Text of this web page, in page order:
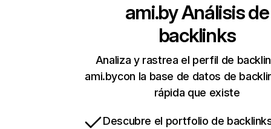
ami.byAnálisis de
backlinks
Analiza y rastrea el perfil de
ami.bycon la base de datos de
rápida que existe
Descubre el portfolio de